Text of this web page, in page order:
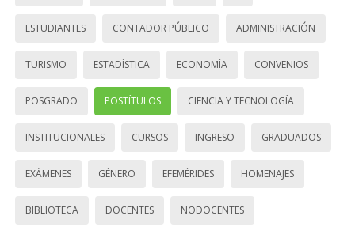
ESTUDIANTES CONTADOR PÚBLICO ADMINISTRACIÓN
TURISMO ESTADÍSTICA ECONOMÍA CONVENIOS
POSGRADO POSTÍTULOS CIENCIA Y TECNOLOGÍA
INSTITUCIONALES CURSOS INGRESO GRADUADOS
EXÁMENES GÉNERO EFEMÉRIDES HOMENAJES
BIBLIOTECA DOCENTES NODOCENTES